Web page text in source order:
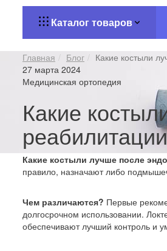
Каталог товаров
Главная Блог
Какие костыли
27 марта 2024
Медицинская ортопедия
Какие
реабилитации
Какие костыли лучше после
правило, назначают либо
Чем различаются? Первые
долгосрочном использовании.
обеспечивают лучший контроль и